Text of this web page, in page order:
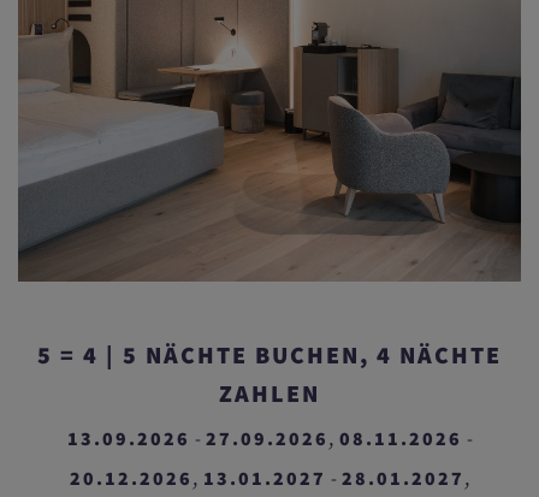
5 = 4 | 5 NÄCHTE BUCHEN, 4 NÄCHTE
ZAHLEN
13.09.2026 - 27.09.2026 , 08.11.2026 -
20.12.2026 , 13.01.2027 - 28.01.2027 ,